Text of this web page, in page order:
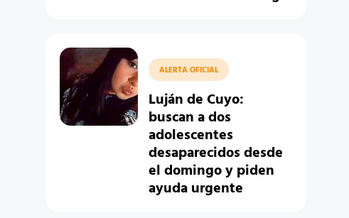
ALERTA OFICIAL
Luján de Cuyo:
buscan a dos
adolescentes
desaparecidos desde
el domingo y piden
ayuda urgente